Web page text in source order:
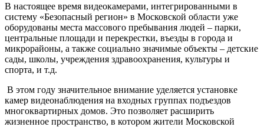
В настоящее время видеокамерами, интегрированными в
систему «Безопасный регион» в Московской области уже
оборудованы места массового пребывания людей – парки,
центральные площади и перекрестки, въезды в города и
микрорайоны, а также социально значимые объекты – детские
сады, школы, учреждения здравоохранения, культуры и
спорта, и т.д.
В этом году значительное внимание уделяется установке
камер видеонаблюдения на входных группах подъездов
многоквартирных домов. Это позволяет расширить
жизненное пространство, в котором жители Московской